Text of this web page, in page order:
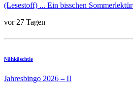
(Lesestoff) ... Ein bisschen
vor 27 Tagen
Nähkäschtle
Jahresbingo 2026 – II